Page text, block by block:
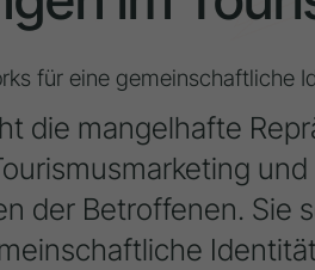
für eine gemeinschaftliche
die mangelhafte
der Betroffenen. Sie